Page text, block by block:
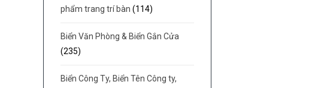
phẩm trang trí bàn (114)
Biển Văn Phòng & Biển Gắn Cửa
(235)
Biển Công Ty, Biển Tên Công ty,